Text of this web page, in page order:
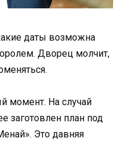
даты возможна
Дворец молчит,
момент. На случай
заготовлен план под
Это давняя